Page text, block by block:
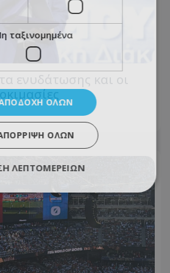
ταξινομημένα
ΌΛΩΝ
ΌΛΩΝ
ΛΕΠΤΟΜΕΡΕΙΏΝ